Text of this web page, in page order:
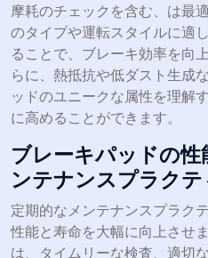
摩耗のチェックを含む、は最
のタイプや運転スタイルに適
ることで、ブレーキ効率を向
らに、熱抵抗や低ダスト生成
ッドのユニークな属性を理解
に高めることができます。
ブレーキパッドの性
ンテナンスプラク
定期的なメンテナンスプラク
性能と寿命を大幅に向上させ
は、タイムリーな検査、適切